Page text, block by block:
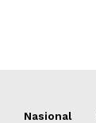
Nasional